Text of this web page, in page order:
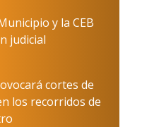
y la CEB
judicial
cortes de
los recorridos de